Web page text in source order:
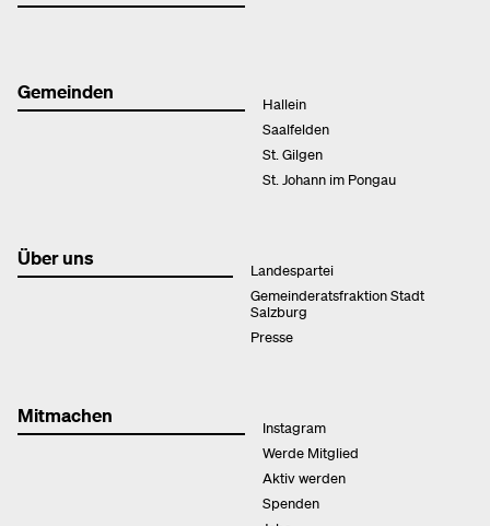
Gemeinden
Hallein
Saalfelden
St. Gilgen
St. Johann im Pongau
Über uns
Landespartei
Gemeinderatsfraktion Stadt
Salzburg
Presse
Mitmachen
Instagram
Werde Mitglied
Aktiv werden
Spenden